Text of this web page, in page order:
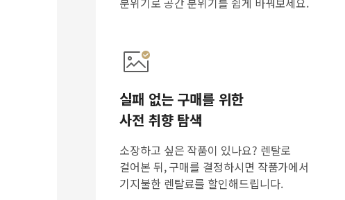
실패 없는 구매를 위한
사전 취향 탐색
소장하고 싶은 작품이 있나요? 렌탈로
걸어본 뒤, 구매를 결정하시면 작품가에서
기지불한 렌탈료를 할인해드립니다.